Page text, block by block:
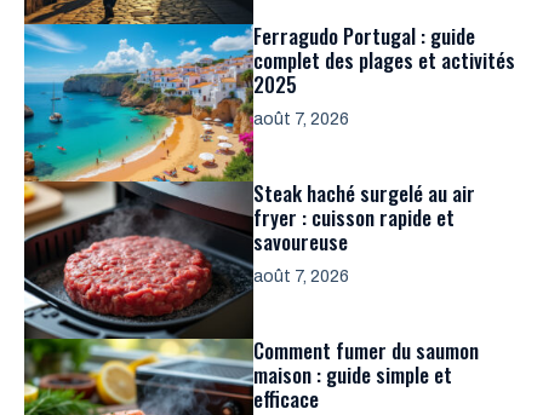
Ferragudo Portugal : guide
complet des plages et activités
2025
août 7, 2026
Steak haché surgelé au air
fryer : cuisson rapide et
savoureuse
août 7, 2026
Comment fumer du saumon
maison : guide simple et
efficace